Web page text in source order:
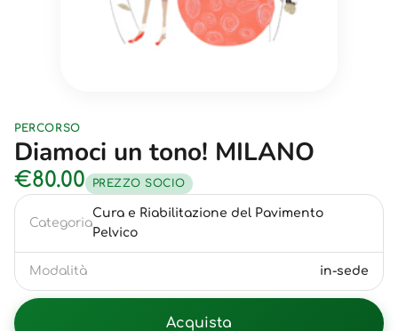
PERCORSO
Diamoci un tono! MILANO
€80.00 PREZZO SOCIO
Categoria
Cura e Riabilitazione del Pavimento
Pelvico
Modalità in-sede
Acquista